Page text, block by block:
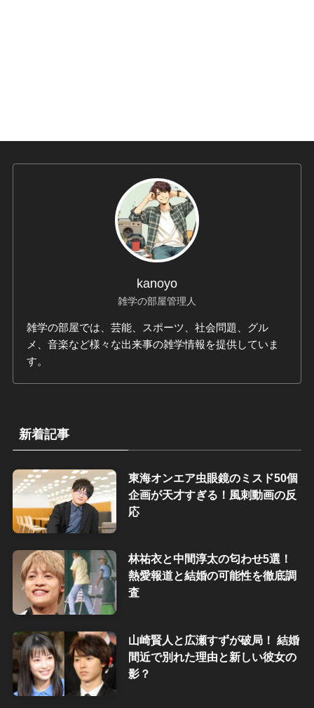
kanoyo
雑学の部屋管理人
雑学の部屋では、芸能、スポーツ、社会問題、グル
メ、音楽など様々な出来事の雑学情報を提供していま
す。
新着記事
東海オンエア虫眼鏡のミスド50個
企画が天才すぎる！風刺動画の反
応
林祐衣と中間淳太の匂わせ5選！
熱愛報道と結婚の可能性を徹底調
査
山崎賢人と広瀬すずが破局！ 結婚
間近で別れた理由と新しい彼女の
影？